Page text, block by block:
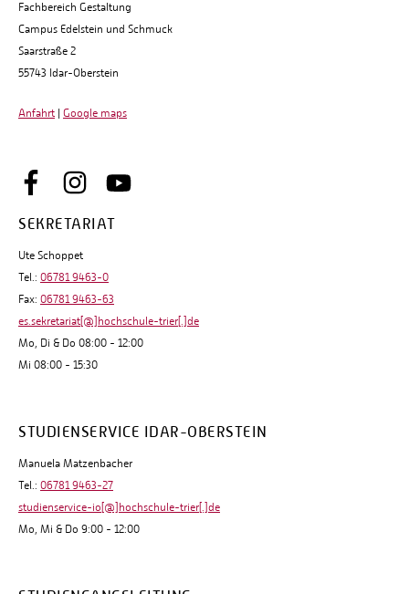
Fachbereich Gestaltung
Campus Edelstein und Schmuck
Saarstraße 2
55743 Idar-Oberstein
Anfahrt Google maps
SEKRETARIAT
Ute Schoppet
Tel.: 06781 9463-0
Fax: 06781 9463-63
es.sekretariat[@]hochschule-trier[.]de
Mo, Di & Do 08:00 - 12:00
Mi 08:00 - 15:30
STUDIENSERVICE IDAR-OBERSTEIN
Manuela Matzenbacher
Tel.: 06781 9463-27
studienservice-io[@]hochschule-trier[.]de
Mo, Mi & Do 9:00 - 12:00